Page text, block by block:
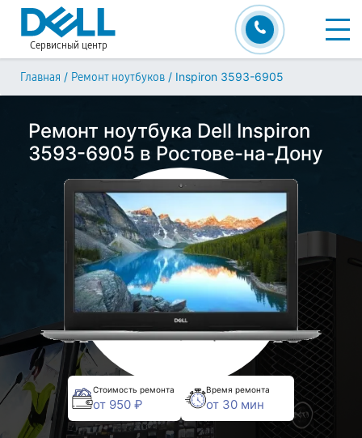
Сервисный центр
Главная / Ремонт ноутбуков / Inspiron 3593-6905
Ремонт ноутбука Dell Inspiron
3593-6905 в Ростове-на-Дону
Стоимость ремонта
от 950 ₽
Время ремонта
от 30 мин